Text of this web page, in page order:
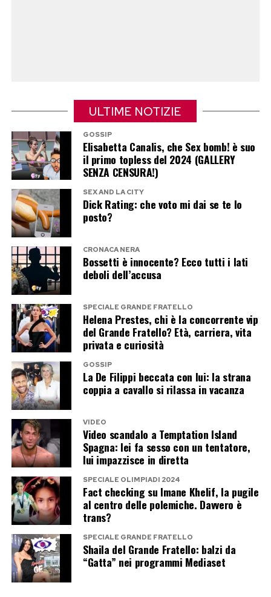
nomination, il confessionale e una televisione
che muoveva i primi passi nel territorio dei
reality.
Il duetto con Maria De Filippi a Tu sì
que vales
Mentre il Grande Fratello insiste, Casalino ha già
scelto un altro palcoscenico Mediaset. Ha infatti
registrato una partecipazione a Tu sì que vales,
dove sarà protagonista nello spazio dedicato al
Lip Sync insieme a Maria De Filippi.
Il duetto promette di diventare uno dei
momenti più curiosi della trasmissione. Casalino
vestirà i panni di Zucchero, mentre Maria De
Filippi interpreterà Loredana Bertè. Un
accostamento che difficilmente sarebbe venuto
in mente anche al più fantasioso degli autori
televisivi: l’ex portavoce del premier e la regina
di Canale 5 trasformati in due icone della musica
italiana.
La presenza a Tu sì que vales dimostra che
Casalino non ha chiuso affatto la porta alla
televisione. La vera domanda riguarda il tipo di
televisione che intende scegliere. Una
performance ironica accanto a Maria De Filippi
richiede una sera di leggerezza. Il Grande
ULTIME NOTIZIE
GOSSIP
Elisabetta Canalis, che Sex bomb! è suo
il primo topless del 2024 (GALLERY
SENZA CENSURA!)
SEX AND LA CITY
Dick Rating: che voto mi dai se te lo
posto?
CRONACA NERA
Bossetti è innocente? Ecco tutti i lati
deboli dell’accusa
SPECIALE GRANDE FRATELLO
Helena Prestes, chi è la concorrente vip
del Grande Fratello? Età, carriera, vita
privata e curiosità
GOSSIP
La De Filippi beccata con lui: la strana
coppia a cavallo si rilassa in vacanza
VIDEO
Video scandalo a Temptation Island
Spagna: lei fa sesso con un tentatore,
lui impazzisce in diretta
SPECIALE OLIMPIADI 2024
Fact checking su Imane Khelif, la pugile
al centro delle polemiche. Davvero è
trans?
SPECIALE GRANDE FRATELLO
Shaila del Grande Fratello: balzi da
“Gatta” nei programmi Mediaset